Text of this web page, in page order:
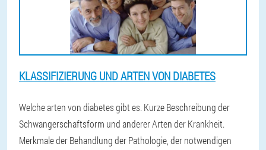
KLASSIFIZIERUNG UND ARTEN VON DIABETES
Welche arten von diabetes gibt es. Kurze Beschreibung der
Schwangerschaftsform und anderer Arten der Krankheit.
Merkmale der Behandlung der Pathologie, der notwendigen